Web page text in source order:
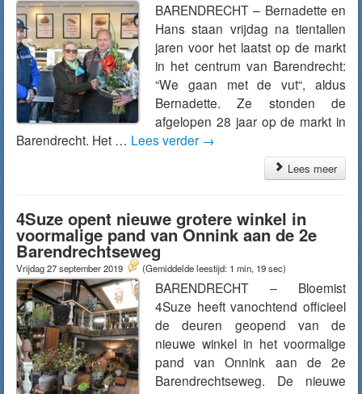
BARENDRECHT – Bernadette en
Hans staan vrijdag na tientallen
jaren voor het laatst op de markt
in het centrum van Barendrecht:
“We gaan met de vut“, aldus
Bernadette. Ze stonden de
afgelopen 28 jaar op de markt in
Barendrecht. Het … Lees verder →
Lees meer
4Suze opent nieuwe grotere winkel in
voormalige pand van Onnink aan de 2e
Barendrechtseweg
Vrijdag 27 september 2019 (Gemiddelde leestijd: 1 min, 19 sec)
BARENDRECHT – Bloemist
4Suze heeft vanochtend officieel
de deuren geopend van de
nieuwe winkel in het voormalige
pand van Onnink aan de 2e
Barendrechtseweg. De nieuwe